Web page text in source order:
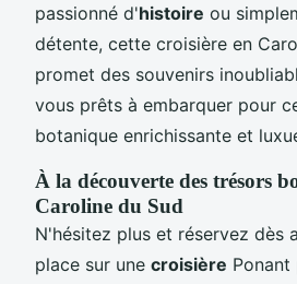
passionné d'histoire ou
détente, cette croisière en
promet des souvenirs
vous prêts à embarquer pour
botanique enrichissante et
À la découverte des trésors
Caroline du Sud
N'hésitez plus et réservez dès
place sur une croisière